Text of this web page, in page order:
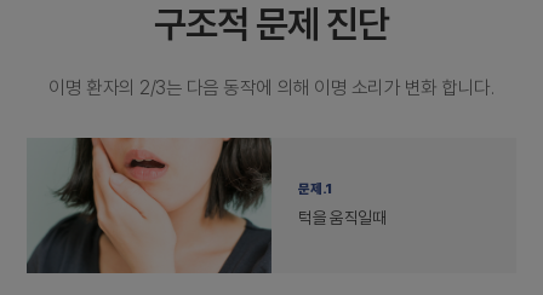
구조적 문제 진단
이명 환자의 2/3는 다음 동작에 의해 이명 소리가 변화 합니다.
문제.1
턱을 움직일때